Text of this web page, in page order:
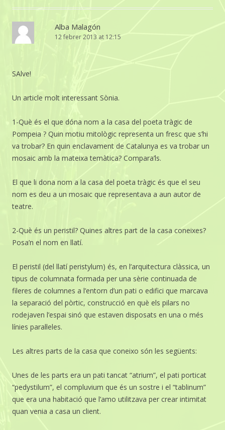
Alba Malagón
12 febrer 2013 at 12:15
SAlve!
Un article molt interessant Sònia.
1-Què és el que dóna nom a la casa del poeta tràgic de
Pompeia ? Quin motiu mitològic representa un fresc que s’hi
va trobar? En quin enclavament de Catalunya es va trobar un
mosaic amb la mateixa temàtica? Compara’ls.
El que li dona nom a la casa del poeta tràgic és que el seu
nom es deu a un mosaic que representava a aun autor de
teatre.
2-Què és un peristil? Quines altres part de la casa coneixes?
Posa’n el nom en llatí.
El peristil (del llatí peristylum) és, en l’arquitectura clàssica, un
tipus de columnata formada per una sèrie continuada de
fileres de columnes a l’entorn d’un pati o edifici que marcava
la separació del pòrtic, construcció en què els pilars no
rodejaven l’espai sinó que estaven disposats en una o més
línies paral·leles.
Les altres parts de la casa que coneixo són les següents:
Unes de les parts era un pati tancat “atrium”, el pati porticat
“pedystilum”, el compluvium que és un sostre i el “tablinum”
que era una habitació que l’amo utilitzava per crear intimitat
quan venia a casa un client.